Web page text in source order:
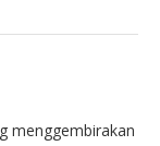
menggembirakan